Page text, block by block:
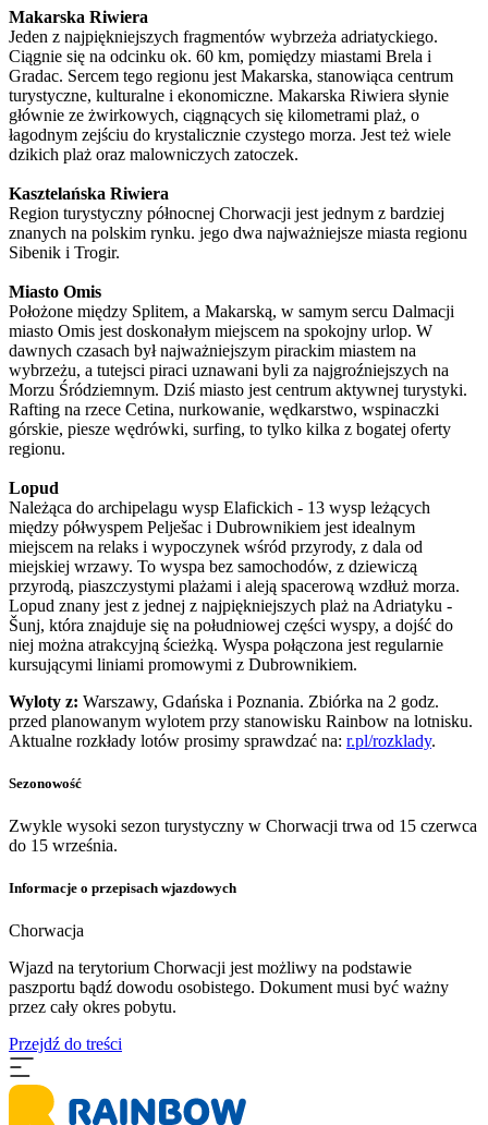
Makarska Riwiera
Jeden z najpiękniejszych fragmentów wybrzeża adriatyckiego.
Ciągnie się na odcinku ok. 60 km, pomiędzy miastami Brela i
Gradac. Sercem tego regionu jest Makarska, stanowiąca centrum
turystyczne, kulturalne i ekonomiczne. Makarska Riwiera słynie
głównie ze żwirkowych, ciągnących się kilometrami plaż, o
łagodnym zejściu do krystalicznie czystego morza. Jest też wiele
dzikich plaż oraz malowniczych zatoczek.
Kasztelańska Riwiera
Region turystyczny północnej Chorwacji jest jednym z bardziej
znanych na polskim rynku. jego dwa najważniejsze miasta regionu
Sibenik i Trogir.
Miasto Omis
Położone między Splitem, a Makarską, w samym sercu Dalmacji
miasto Omis jest doskonałym miejscem na spokojny urlop. W
dawnych czasach był najważniejszym pirackim miastem na
wybrzeżu, a tutejsci piraci uznawani byli za najgroźniejszych na
Morzu Śródziemnym. Dziś miasto jest centrum aktywnej turystyki.
Rafting na rzece Cetina, nurkowanie, wędkarstwo, wspinaczki
górskie, piesze wędrówki, surfing, to tylko kilka z bogatej oferty
regionu.
Lopud
Należąca do archipelagu wysp Elafickich - 13 wysp leżących
między półwyspem Pelješac i Dubrownikiem jest idealnym
miejscem na relaks i wypoczynek wśród przyrody, z dala od
miejskiej wrzawy. To wyspa bez samochodów, z dziewiczą
przyrodą, piaszczystymi plażami i aleją spacerową wzdłuż morza.
Lopud znany jest z jednej z najpiękniejszych plaż na Adriatyku -
Šunj, która znajduje się na południowej części wyspy, a dojść do
niej można atrakcyjną ścieżką. Wyspa połączona jest regularnie
kursującymi liniami promowymi z Dubrownikiem.
Wyloty z: Warszawy, Gdańska i Poznania. Zbiórka na 2 godz.
przed planowanym wylotem przy stanowisku Rainbow na lotnisku.
Aktualne rozkłady lotów prosimy sprawdzać na: r.pl/rozklady.
Sezonowość
Zwykle wysoki sezon turystyczny w Chorwacji trwa od 15 czerwca
do 15 września.
Informacje o przepisach wjazdowych
Chorwacja
Wjazd na terytorium Chorwacji jest możliwy na podstawie
paszportu bądź dowodu osobistego. Dokument musi być ważny
przez cały okres pobytu.
Przejdź do treści